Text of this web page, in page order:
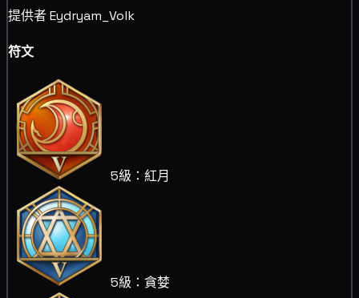
提供者 Eydryam_Volk
符文
5級：紅月
5級：貪婪